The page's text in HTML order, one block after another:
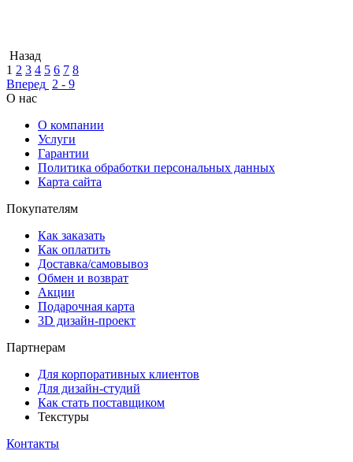
Назад
1 2 3 4 5 6 7 8
Вперед 2 - 9
О нас
О компании
Услуги
Гарантии
Политика обработки персональных данных
Карта сайта
Покупателям
Как заказать
Как оплатить
Доставка/самовывоз
Обмен и возврат
Акции
Подарочная карта
3D дизайн-проект
Партнерам
Для корпоративных клиентов
Для дизайн-студий
Как стать поставщиком
Текстуры
Контакты